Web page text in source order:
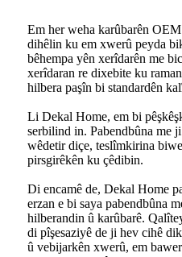
Em her weha karûbarên
dihêlin ku em xwerû peyda
bêhempa yên xerîdarên me
xerîdaran re dixebite ku
hilbera paşîn bi standardên
Li Dekal Home, em bi
serbilind in. Pabendbûna me
wêdetir diçe, teslîmkirina
pirsgirêkên ku çêdibin.
Di encamê de, Dekal Home
erzan e bi saya pabendbûna
hilberandin û karûbarê.
di pîşesaziyê de ji hev cihê
û vebijarkên xwerû, em